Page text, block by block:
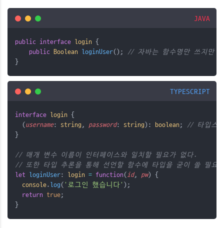
JAVA
public interface login {
public
Boolean loginUser();
// 자바는 함수명만 쓰지만
}
TYPESCRIPT
interface login {
  (
username: string , password: string ): boolean;
// 타입스
}
// 매개 변수 이름이 인터페이스와 일치할 필요가 없다.
// 또한 타입 추론을 통해 선언할 함수에 타입을 굳이 쓸 필요
let loginUser: login = function( id, pw) {
console. log( '로그인 했습니다' );
return true;
}